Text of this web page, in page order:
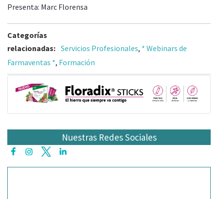
Presenta: Marc Florensa
Categorías
relacionadas: Servicios Profesionales, * Webinars de
Farmaventas *, Formación
Nuestras Redes Sociales